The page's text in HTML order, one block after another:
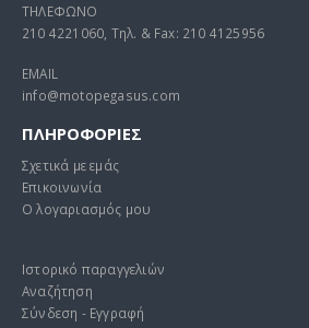
ΤΗΛΕΦΩΝΟ
210 4221060, Τηλ. & Fax: 210 4125956
EMAIL
info@motopegasus.com
ΠΛΗΡΟΦΟΡΙΕΣ
Σχετικά με εμάς
Επικοινωνία
Ο λογαριασμός μου
Ιστορικό παραγγελιών
Αναζήτηση
Σύνδεση - Εγγραφή